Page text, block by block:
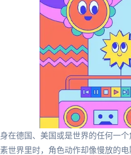
身在德国、美国或是世界的任何一
素世界里时，角色动作却像慢放的